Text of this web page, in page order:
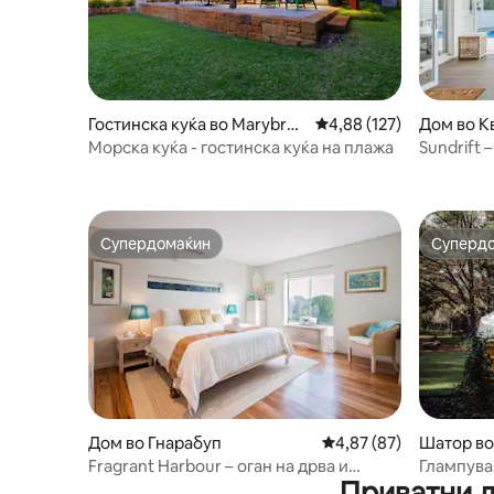
Гостинска куќа во Marybroo
k
Просечна оцена: 4,88
4,88 (127)
Морска куќа - гостинска куќа на плажа
Дом во
Sundrift
Супердомаќин
Супердомаќин
Дом во Гнарабуп Просечна оцена: 4,87
4,87 (87)
Fragrant Harbour – оган на дрва и
Шатор